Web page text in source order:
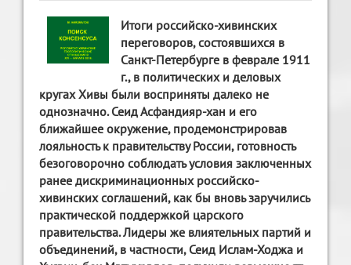
Итоги российско-хивинских
переговоров, состоявшихся в
Санкт-Петербурге в феврале 1911
г., в политических и деловых
кругах Хивы были восприняты далеко не
однозначно. Сеид Асфандияр-хан и его
ближайшее окружение, продемонстрировав
лояльность к правительству России, готовность
безоговорочно соблюдать условия заключенных
ранее дискриминационных российско-
хивинских соглашений, как бы вновь заручились
практической поддержкой царского
правительства. Лидеры же влиятельных партий и
объединений, в частности, Сеид Ислам-Ходжа и